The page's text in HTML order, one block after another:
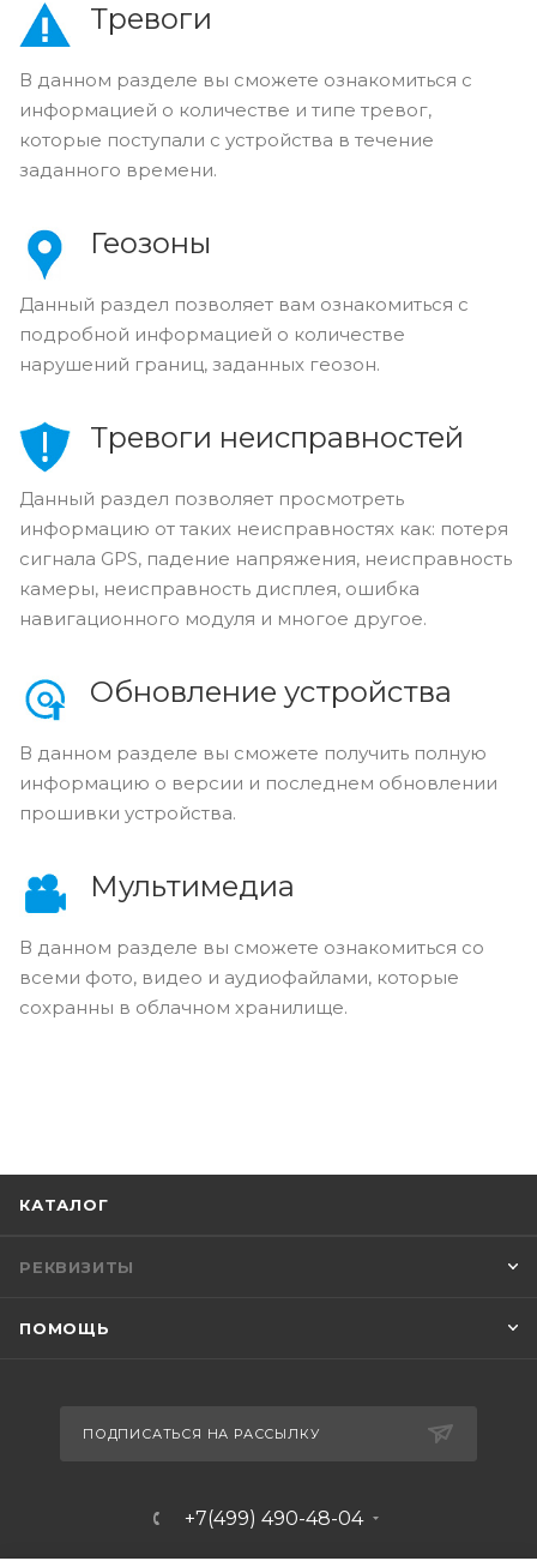
Тревоги
В данном разделе вы сможете ознакомиться с
информацией о количестве и типе тревог,
которые поступали с устройства в течение
заданного времени.
Геозоны
Данный раздел позволяет вам ознакомиться с
подробной информацией о количестве
нарушений границ, заданных геозон.
Тревоги неисправностей
Данный раздел позволяет просмотреть
информацию от таких неисправностях как: потеря
сигнала GPS, падение напряжения, неисправность
камеры, неисправность дисплея, ошибка
навигационного модуля и многое другое.
Обновление устройства
В данном разделе вы сможете получить полную
информацию о версии и последнем обновлении
прошивки устройства.
Мультимедиа
В данном разделе вы сможете ознакомиться со
всеми фото, видео и аудиофайлами, которые
сохранны в облачном хранилище.
КАТАЛОГ
РЕКВИЗИТЫ
ПОМОЩЬ
ПОДПИСАТЬСЯ НА РАССЫЛКУ
+7(499) 490-48-04